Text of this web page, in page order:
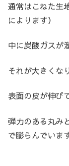
通常はこねた生
によります）
中に炭酸ガスが
それが大きくな
表面の皮が伸び
弾力のある丸み
で膨らんでいます